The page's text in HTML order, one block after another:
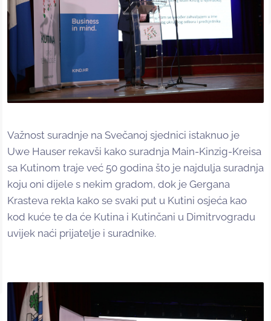
Važnost suradnje na Svečanoj sjednici istaknuo je
Uwe Hauser rekavši kako suradnja Main-Kinzig-Kreisa
sa Kutinom traje već 50 godina što je najdulja suradnja
koju oni dijele s nekim gradom, dok je Gergana
Krasteva rekla kako se svaki put u Kutini osjeća kao
kod kuće te da će Kutina i Kutinčani u Dimitrvogradu
uvijek naći prijatelje i suradnike.